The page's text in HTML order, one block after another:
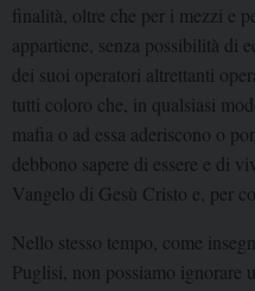
finalità, oltre che per i mezzi e
appartiene, senza possibilità di
dei suoi operatori altrettanti
tutti coloro che, in qualsiasi
mafia o ad essa aderiscono o
debbono sapere di essere e di
Vangelo di Gesù Cristo e, per
Nello stesso tempo, come
Puglisi, non possiamo ignorare